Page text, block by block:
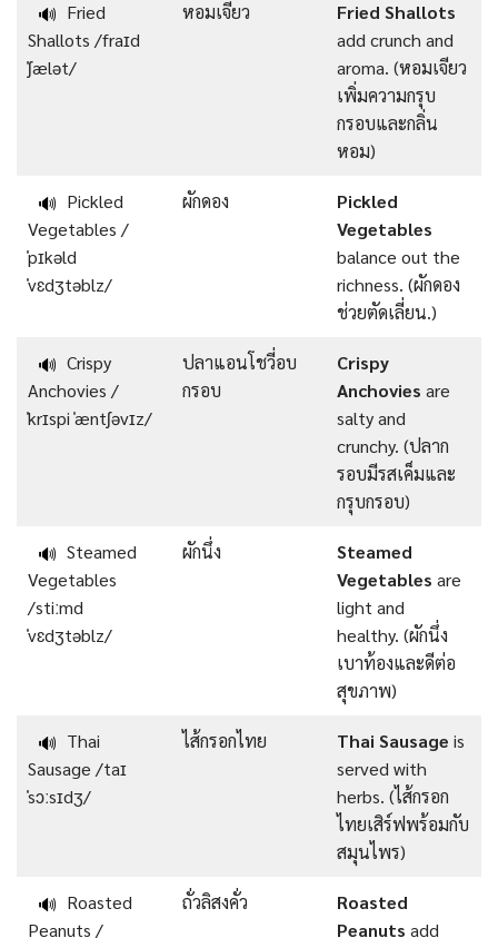
🔊 Fried
Shallots /fraɪd
ˈʃælət/
หอมเจียว
Fried Shallots
add crunch and
aroma. (หอมเจียว
เพิ่มความกรุบ
กรอบและกลิ่น
หอม)
🔊 Pickled
Vegetables /
ˈpɪkəld
ˈvɛdʒtəblz/
ผักดอง
Pickled
Vegetables
balance out the
richness. (ผักดอง
ช่วยตัดเลี่ยน.)
🔊 Crispy
Anchovies /
ˈkrɪspi ˈæntʃəvɪz/
ปลาแอนโชวี่อบ
กรอบ
Crispy
Anchovies are
salty and
crunchy. (ปลาก
รอบมีรสเค็มและ
กรุบกรอบ)
🔊 Steamed
Vegetables
/stiːmd
ˈvɛdʒtəblz/
ผักนึ่ง
Steamed
Vegetables are
light and
healthy. (ผักนึ่ง
เบาท้องและดีต่อ
สุขภาพ)
🔊 Thai
Sausage /taɪ
ˈsɔːsɪdʒ/
ไส้กรอกไทย Thai Sausage is
served with
herbs. (ไส้กรอก
ไทยเสิร์ฟพร้อมกับ
สมุนไพร)
🔊 Roasted
Peanuts /
ถั่วลิสงคั่ว
Roasted
Peanuts add